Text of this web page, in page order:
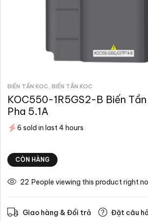
BIẾN TẦN KOC , BIẾN TẦN KOC
KOC550-1R5GS2-B Biến Tần
Pha 5.1A
6 sold in last 4 hours
CÒN HÀNG
22 People viewing this product right
Giao hàng & Đổi trả Đặt câu